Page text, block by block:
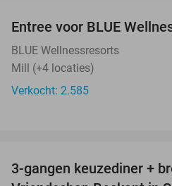
Entree voor BLUE
BLUE Wellnessresorts
Mill (+4 locaties)
Verkocht: 2.585
3-gangen keuzediner +